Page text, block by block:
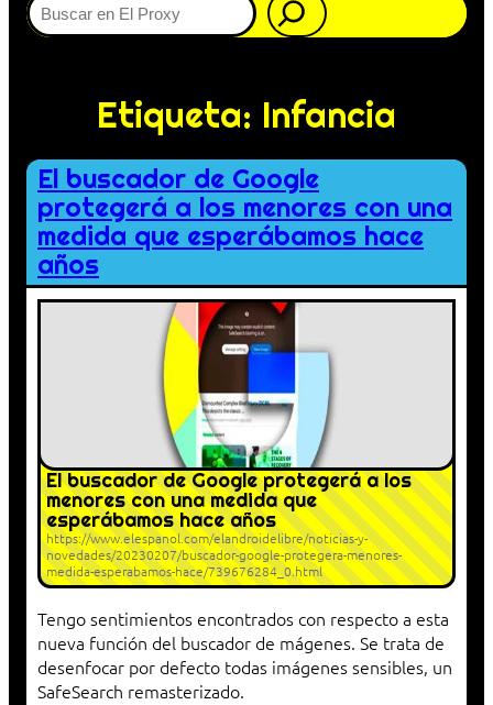
Etiqueta: Infancia
El buscador de Google
protegerá a los menores con una
medida que esperábamos hace
años
El buscador de Google protegerá a los
menores con una medida que
esperábamos hace años
https://www.elespanol.com/elandroidelibre/noticias-y-
novedades/20230207/buscador-google-protegera-menores-
medida-esperabamos-hace/739676284_0.html
Tengo sentimientos encontrados con respecto a esta
nueva función del buscador de mágenes. Se trata de
desenfocar por defecto todas imágenes sensibles, un
SafeSearch remasterizado.